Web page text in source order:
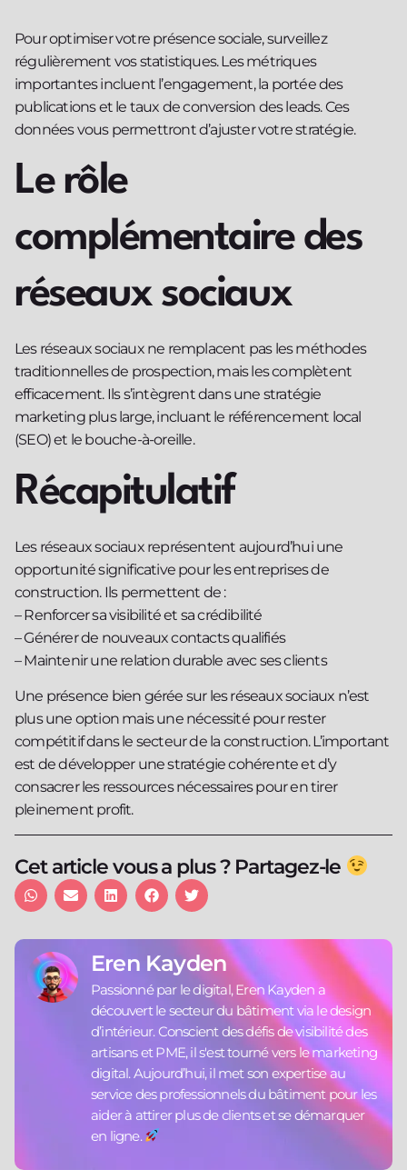
Pour optimiser votre présence sociale, surveillez
régulièrement vos statistiques. Les métriques
importantes incluent l’engagement, la portée des
publications et le taux de conversion des leads. Ces
données vous permettront d’ajuster votre stratégie.
Le rôle
complémentaire des
réseaux sociaux
Les réseaux sociaux ne remplacent pas les méthodes
traditionnelles de prospection, mais les complètent
efficacement. Ils s’intègrent dans une stratégie
marketing plus large, incluant le référencement local
(SEO) et le bouche-à-oreille.
Récapitulatif
Les réseaux sociaux représentent aujourd’hui une
opportunité significative pour les entreprises de
construction. Ils permettent de :
– Renforcer sa visibilité et sa crédibilité
– Générer de nouveaux contacts qualifiés
– Maintenir une relation durable avec ses clients
Une présence bien gérée sur les réseaux sociaux n’est
plus une option mais une nécessité pour rester
compétitif dans le secteur de la construction. L’important
est de développer une stratégie cohérente et d’y
consacrer les ressources nécessaires pour en tirer
pleinement profit.
Cet article vous a plus ? Partagez-le
Eren Kayden
Passionné par le digital, Eren Kayden a
découvert le secteur du bâtiment via le design
d’intérieur. Conscient des défis de visibilité des
artisans et PME, il s'est tourné vers le marketing
digital. Aujourd’hui, il met son expertise au
service des professionnels du bâtiment pour les
aider à attirer plus de clients et se démarquer
en ligne.